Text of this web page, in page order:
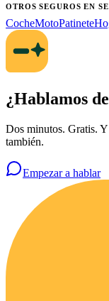
OTROS SEGUROSEN
CocheMotoPatinete
¿Hablamos
Dos minutos. Gratis.
también.
Empezar a hablar